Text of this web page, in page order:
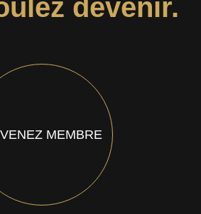
devenir.
MEMBRE